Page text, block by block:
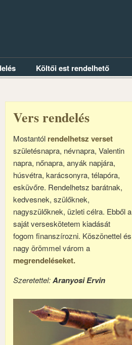
Költői est rendelhető
Vers rendelés
Mostantól rendelhetsz verset
születésnapra, névnapra, Valentin
napra, nőnapra, anyák napjára,
húsvétra, karácsonyra, télapóra,
esküvőre. Rendelhetsz barátnak,
kedvesnek, szülőknek,
nagyszülőknek, üzleti célra. Ebből a
saját verseskötetem kiadását
fogom finanszírozni. Köszönettel és
nagy örömmel várom a
megrendeléseket.
Szeretettel:Aranyosi Ervin